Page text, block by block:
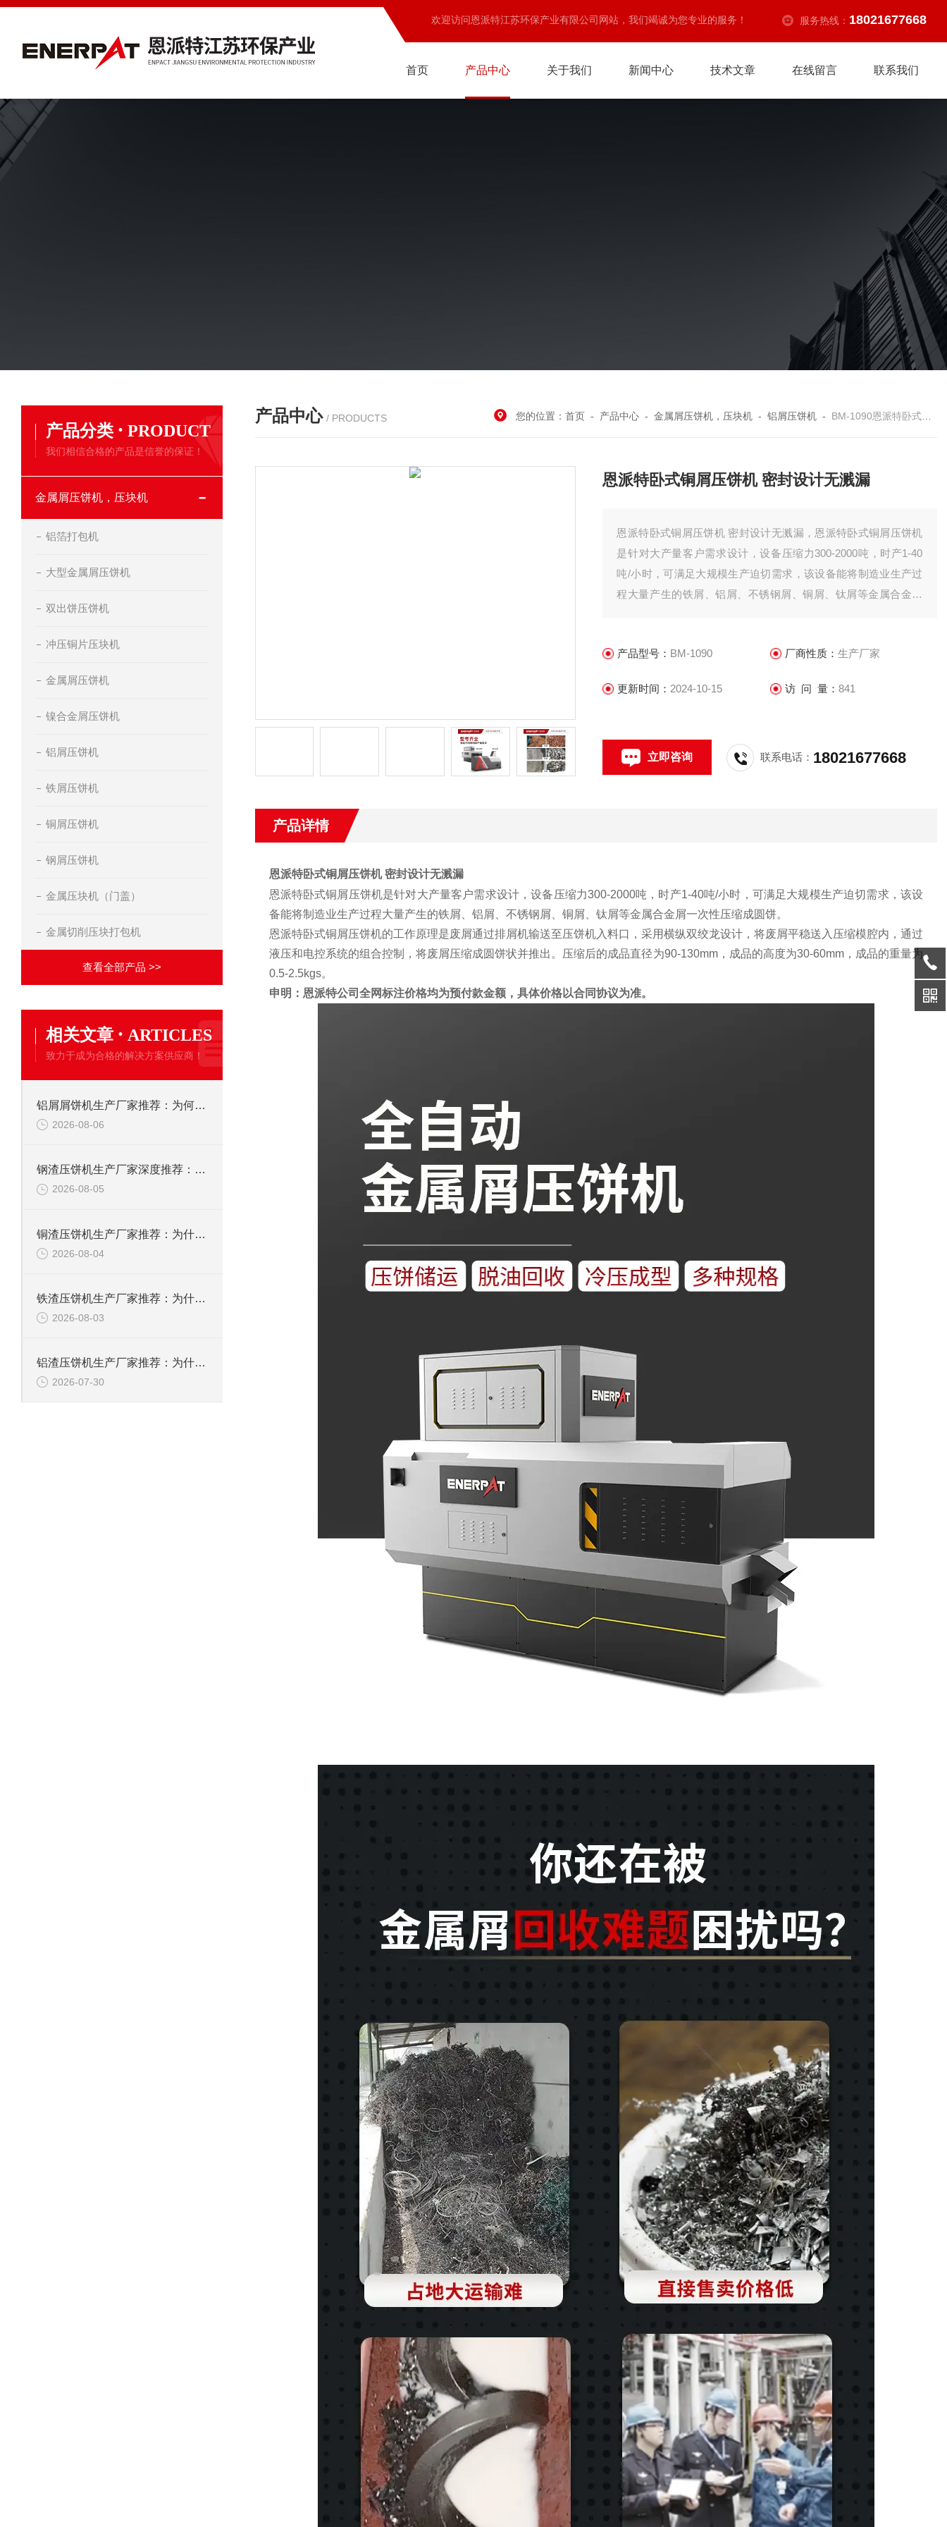
欢迎访问恩派特江苏环保产业有限公司网站，我们竭诚为您专业的服务！ 服务热线： 18021677668
首页 产品中心 关于我们 新闻中心 技术文章 在线留言 联系我们
产品分类 · PRODUCT
我们相信合格的产品是信誉的保证！
金属屑压饼机，压块机
铝箔打包机
大型金属屑压饼机
双出饼压饼机
冲压铜片压块机
金属屑压饼机
镍合金屑压饼机
铝屑压饼机
铁屑压饼机
铜屑压饼机
钢屑压饼机
金属压块机（门盖）
金属切削压块打包机
查看全部产品 >>
相关文章 · ARTICLES
致力于成为合格的解决方案供应商！
铝屑屑饼机生产厂家推荐：为何恩派特成为金属回收行业的“隐形优选”？
2026-08-06
钢渣压饼机生产厂家深度推荐：为何恩派特成为高净值产线的优选
2026-08-05
铜渣压饼机生产厂家推荐：为什么恩派特成为众多企业的信赖？
2026-08-04
铁渣压饼机生产厂家推荐：为什么恩派特成为众多企业的优选？
2026-08-03
铝渣压饼机生产厂家推荐：为什么恩派特是值得信赖的选择？
2026-07-30
产品中心 / PRODUCTS 您的位置：首页 - 产品中心 -金属屑压饼机，压块机 -铝屑压饼机 - BM-1090恩派特卧式铜屑压饼机 密封设计无溅漏
恩派特卧式铜屑压饼机 密封设计无溅漏
恩派特卧式铜屑压饼机 密封设计无溅漏，恩派特卧式铜屑压饼机
是针对大产量客户需求设计，设备压缩力300-2000吨，时产1-40
吨/小时，可满足大规模生产迫切需求，该设备能将制造业生产过
程大量产生的铁屑、铝屑、不锈钢屑、铜屑、钛屑等金属合金屑
产品型号： BM-1090 厂商性质： 生产厂家
更新时间： 2024-10-15 访 问 量： 841
立即咨询 联系电话： 18021677668
产品详情
恩派特卧式铜屑压饼机 密封设计无溅漏
恩派特卧式铜屑压饼机是针对大产量客户需求设计，设备压缩力300-2000吨，时产1-40吨/小时，可满足大规模生产迫切需求，该设
备能将制造业生产过程大量产生的铁屑、铝屑、不锈钢屑、铜屑、钛屑等金属合金屑一次性压缩成圆饼。
恩派特卧式铜屑压饼机的工作原理是废屑通过排屑机输送至压饼机入料口，采用横纵双绞龙设计，将废屑平稳送入压缩模腔内，通过
液压和电控系统的组合控制，将废屑压缩成圆饼状并推出。压缩后的成品直径为90-130mm，成品的高度为30-60mm，成品的重量为
0.5-2.5kgs。
申明：恩派特公司全网标注价格均为预付款金额，具体价格以合同协议为准。